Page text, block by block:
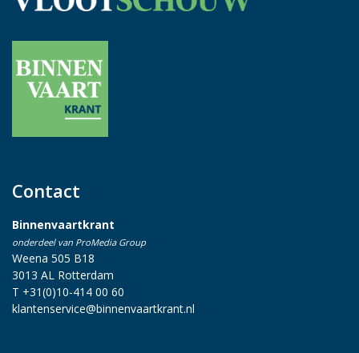
Contact
Binnenvaartkrant
onderdeel van ProMedia Group
Weena 505 B18
3013 AL Rotterdam
T +31(0)10-414 00 60
klantenservice@binnenvaartkrant.nl